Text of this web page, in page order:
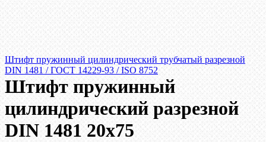
Штифт пружинный цилиндрический трубчатый разрезной
DIN 1481 / ГОСТ 14229-93 / ISO 8752
Штифт пружинный
цилиндрический разрезной
DIN 1481 20х75